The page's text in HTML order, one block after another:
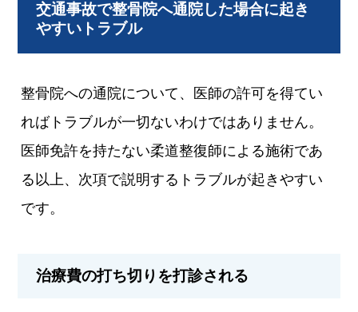
交通事故で整骨院へ通院した場合に起き
やすいトラブル
整骨院への通院について、医師の許可を得てい
ればトラブルが一切ないわけではありません。
医師免許を持たない柔道整復師による施術であ
る以上、次項で説明するトラブルが起きやすい
です。
治療費の打ち切りを打診される